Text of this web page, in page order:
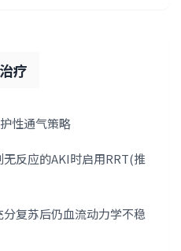
疗
性通气策略
反应的AKI时启用RRT(推
复苏后仍血流动力学不稳